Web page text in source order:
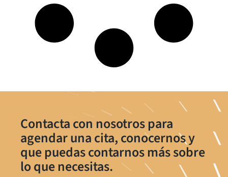
Contacta con nosotros para
agendar una cita, conocernos y
que puedas contarnos más sobre
lo que necesitas.